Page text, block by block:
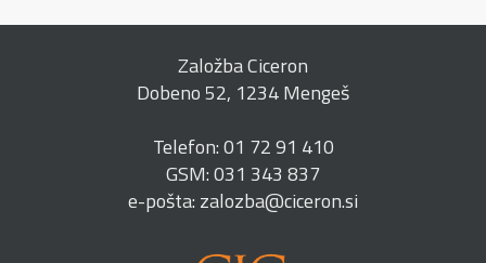
Založba Ciceron
Dobeno 52, 1234 Mengeš
Telefon: 01 72 91 410
GSM: 031 343 837
e-pošta: zalozba@ciceron.si